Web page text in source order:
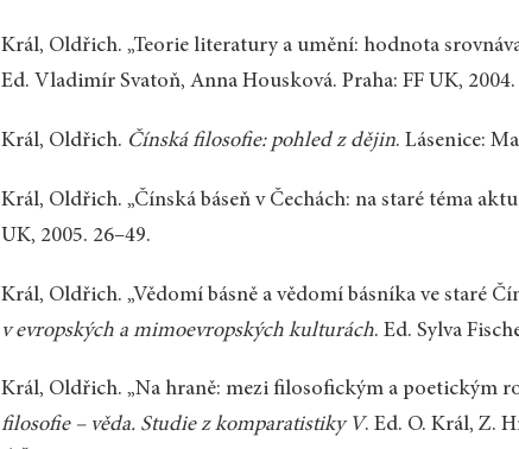
Král, Oldřich. „Teorie literatury a umění: hodnota
Ed. Vladimír Svatoň, Anna Housková. Praha: FF UK, 2004.
Král, Oldřich. Čínská filosofie: pohled z dějin. Lásenice:
Král, Oldřich. „Čínská báseň v Čechách: na staré téma
UK, 2005. 26–49.
Král, Oldřich. „Vědomí básně a vědomí básníka ve staré
v evropských a mimoevropských kulturách. Ed. Sylva
Král, Oldřich. „Na hraně: mezi filosofickým a poetickým
filosofie – věda. Studie z komparatistiky V. Ed. O. Král, Z.